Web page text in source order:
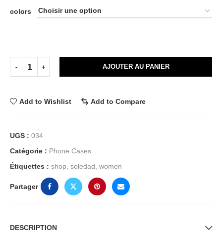
colors
AJOUTER AU PANIER
Add to Wishlist Add to Compare
UGS : 034
Catégorie : Phone Cases
Étiquettes : shop soledad women
Partager
DESCRIPTION